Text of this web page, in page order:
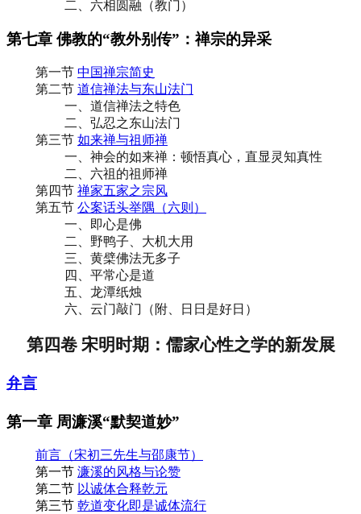
二、六相圆融（教门）
第七章 佛教的“教外别传”：禅宗的异采
第一节 中国禅宗简史
第二节 道信禅法与东山法门
一、道信禅法之特色
二、弘忍之东山法门
第三节 如来禅与祖师禅
一、神会的如来禅：顿悟真心，直显灵知真性
二、六祖的祖师禅
第四节 禅家五家之宗风
第五节 公案话头举隅（六则）
一、即心是佛
二、野鸭子、大机大用
三、黄檗佛法无多子
四、平常心是道
五、龙潭纸烛
六、云门敲门（附、日日是好日）
第四卷 宋明时期：儒家心性之学的新发展
弁言
第一章 周濂溪“默契道妙”
前言（宋初三先生与邵康节）
第一节 濂溪的风格与论赞
第二节 以诚体合释乾元
第三节 乾道变化即是诚体流行